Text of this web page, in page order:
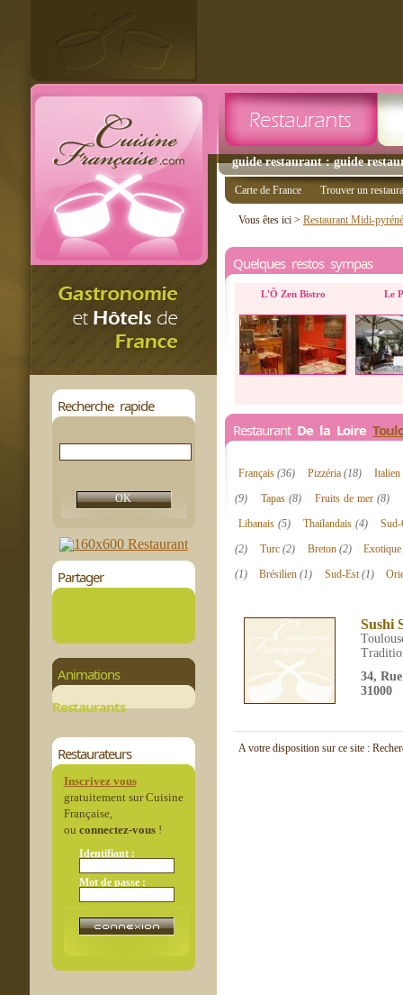
guide restaurant : guide
Recherche rapide
Partager
Animations
Restaurants
Restaurateurs
Inscrivez vous
gratuitement sur Cuisine
Française,
ou connectez-vous!
Identifiant :
Mot de passe :
Carte de France Trouver un
Vous êtes ici > Restaurant Midi-
Quelques restos sympas
L'Ô Zen Bistro Le
Restaurant De la Loire
Français(36) Pizzéria (18) Italien
(9)
Tapas (8) Fruits de mer(8)
Libanais (5) Thailandais (4)
(2)
Turc (2) Breton (2)
(1)
Brésilien(1) Sud-Est(1)
Sushi
34,
31000
A votre disposition sur ce site :